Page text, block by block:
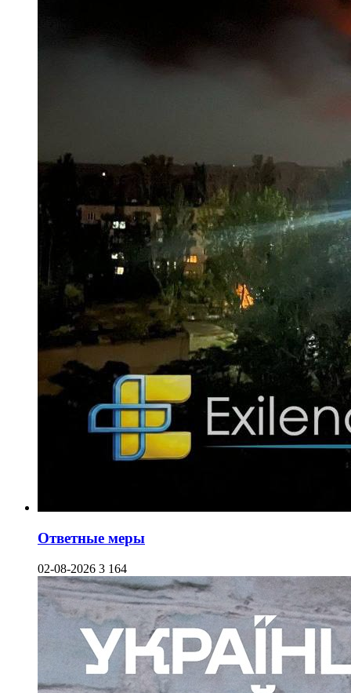
Ответные меры
02-08-2026 3 164